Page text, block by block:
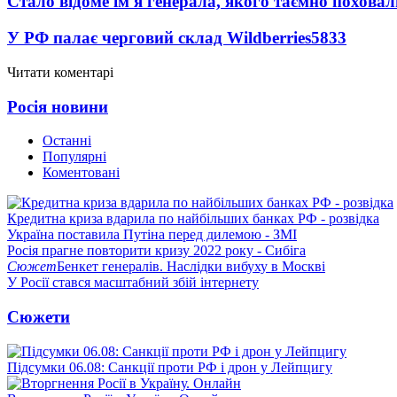
У РФ палає черговий склад Wildberries5833
Читати коментарі
Росія новини
Останні
Популярні
Коментовані
Кредитна криза вдарила по найбільших банках РФ - розвідка
Україна поставила Путіна перед дилемою - ЗМІ
Росія прагне повторити кризу 2022 року - Сибіга
СюжетБенкет генералів. Наслідки вибуху в Москві
У Росії стався масштабний збій інтернету
Сюжети
Підсумки 06.08: Санкції проти РФ і дрон у Лейпцигу